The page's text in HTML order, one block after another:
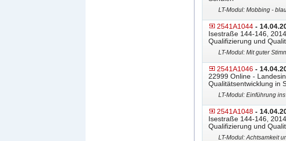
LT-Modul: Mobbing -
2541A1044 -
Isestraße 144-146,
Qualifizierung und
LT-Modul: Mit guter
2541A1046 -
22999 Online -
Qualitätsentwicklung in
LT-Modul: Einführung
2541A1048 -
Isestraße 144-146,
Qualifizierung und
LT-Modul: Achtsamkeit